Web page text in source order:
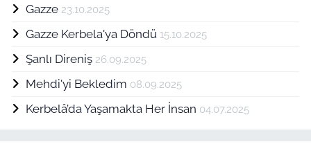
Gazze 23.10.2025
Gazze Kerbela'ya Döndü 15.10.2025
Şanlı Direniş 26.09.2025
Mehdi'yi Bekledim 08.09.2025
Kerbelâ’da Yaşamakta Her İnsan 04.07.2025